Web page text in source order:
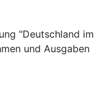
"Deutschland im
und Ausgaben